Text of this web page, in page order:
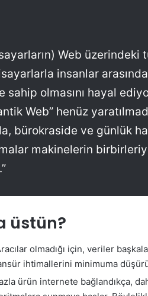
Web üzerindeki
insanlar
olmasını hayal
Web” henüz
bürokraside ve günlük
makinelerin
üstün?
olmadığı için, veriler
ihtimallerini minimuma
ürün internete bağlandıkça,